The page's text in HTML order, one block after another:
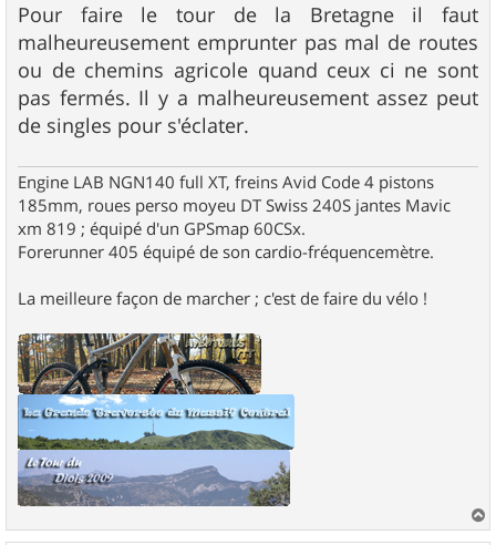
Pour faire le tour de la Bretagne il faut
malheureusement emprunter pas mal de routes
ou de chemins agricole quand ceux ci ne sont
pas fermés. Il y a malheureusement assez peut
de singles pour s'éclater.
Engine LAB NGN140 full XT, freins Avid Code 4 pistons
185mm, roues perso moyeu DT Swiss 240S jantes Mavic
xm 819 ; équipé d'un GPSmap 60CSx.
Forerunner 405 équipé de son cardio-fréquencemètre.
La meilleure façon de marcher ; c'est de faire du vélo !
a